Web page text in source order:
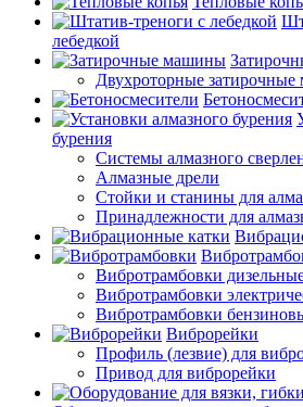
лебедкой
Двухроторные
бурения
Системы алмазного
Алмазные дрели
Стойки и станины для
Принадлежности для
Вибротрамбовки
Вибротрамбовки
Вибротрамбовки
Виброрейки
Профиль (лезвие) для
Привод для виброрейки